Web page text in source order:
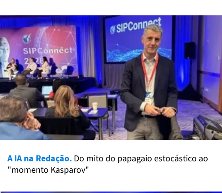
A IA na Redação. Do mito do papagaio estocástico ao
"momento Kasparov"